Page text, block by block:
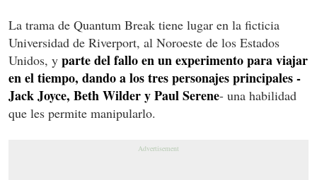
La trama de Quantum Break tiene lugar en la ficticia
Universidad de Riverport, al Noroeste de los Estados
Unidos, y parte del fallo en un experimento para viajar
en el tiempo, dando a los tres personajes principales -
Jack Joyce, Beth Wilder y Paul Serene- una habilidad
que les permite manipularlo.